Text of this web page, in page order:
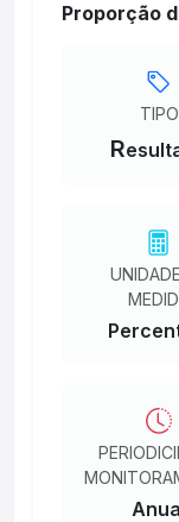
Proporção
TIPO
R